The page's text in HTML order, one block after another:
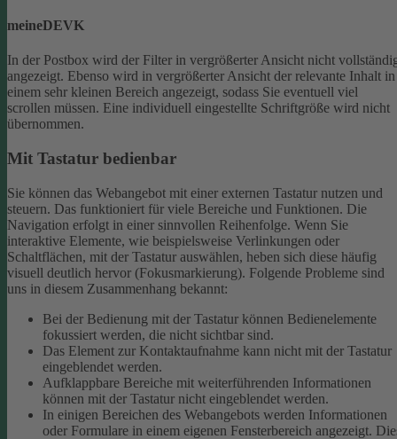
meineDEVK
In der Postbox wird der Filter in vergrößerter Ansicht nicht
angezeigt. Ebenso wird in vergrößerter Ansicht der relevante Inhalt in
einem sehr kleinen Bereich angezeigt, sodass Sie eventuell viel
scrollen müssen. Eine individuell eingestellte Schriftgröße wird nicht
übernommen.
Mit Tastatur bedienbar
Sie können das Webangebot mit einer externen Tastatur nutzen und
steuern. Das funktioniert für viele Bereiche und Funktionen. Die
Navigation erfolgt in einer sinnvollen Reihenfolge. Wenn Sie
interaktive Elemente, wie beispielsweise Verlinkungen oder
Schaltflächen, mit der Tastatur auswählen, heben sich diese häufig
visuell deutlich hervor (Fokusmarkierung). Folgende Probleme sind
uns in diesem Zusammenhang bekannt:
Bei der Bedienung mit der Tastatur können Bedienelemente
fokussiert werden, die nicht sichtbar sind.
Das Element zur Kontaktaufnahme kann nicht mit der Tastatur
eingeblendet werden.
Aufklappbare Bereiche mit weiterführenden Informationen
können mit der Tastatur nicht eingeblendet werden.
In einigen Bereichen des Webangebots werden Informationen
oder Formulare in einem eigenen Fensterbereich angezeigt.